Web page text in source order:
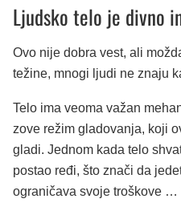
Ljudsko telo je divno
Ovo nije dobra vest, ali
težine, mnogi ljudi ne znaju
Telo ima veoma važan
zove režim gladovanja, koji
gladi. Jednom kada telo
postao ređi, što znači da
ograničava svoje troškove …